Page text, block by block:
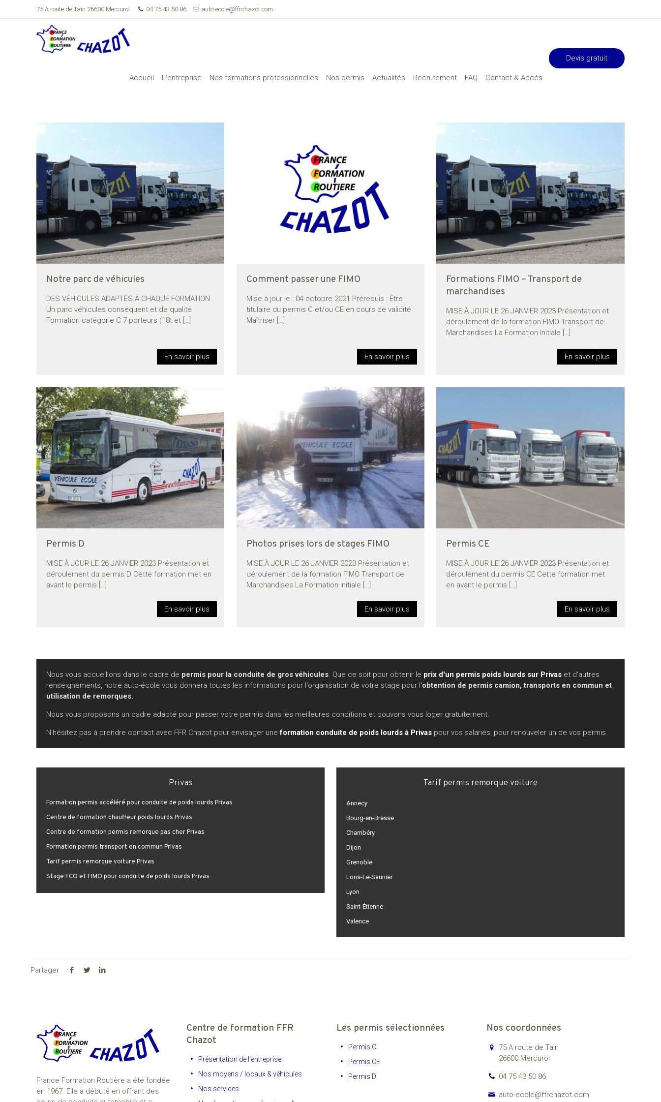
75 A route de Tain 26600 Mercurol 04 75 43 50 86 auto-ecole@ffrchazot.com
Accueil L’entreprise Nos formations professionnelles Nos permis Actualités Recrutement FAQ Contact & Accès
Devis gratuit
Notre parc de véhicules
DES VÉHICULES ADAPTÉS À CHAQUE FORMATION
Un parc véhicules conséquent et de qualité
Formation catégorie C 7 porteurs (18t et […]
En savoir plus
Comment passer une FIMO
Mise à jour le : 04 octobre 2021 Prérequis : Être
titulaire du permis C et/ou CE en cours de validité
Maîtriser[…]
En savoir plus
Formations FIMO – Transport de
marchandises
MISE À JOUR LE 26 JANVIER 2023 Présentation et
déroulement de la formation FIMO Transport de
Marchandises La Formation Initiale […]
En savoir plus
Permis D
MISE À JOUR LE 26 JANVIER 2023 Présentation et
déroulement du permis D Cette formation met en
avant le permis […]
En savoir plus
Photos prises lors de stages FIMO
MISE À JOUR LE 26 JANVIER 2023 Présentation et
déroulement de la formation FIMO Transport de
Marchandises La Formation Initiale […]
En savoir plus
Permis CE
MISE À JOUR LE 26 JANVIER 2023 Présentation et
déroulement du permis CE Cette formation met
en avant le permis […]
En savoir plus
Nous vous accueillons dans le cadre de permis pour la conduite de gros véhicules. Que ce soit pour obtenir le prix d'un permis poids lourds sur Privas et d'autres
renseignements, notre auto-école vous donnera toutes les informations pour l'organisation de votre stage pour l'obtention de permis camion, transports en commun et
utilisation de remorques.
Nous vous proposons un cadre adapté pour passer votre permis dans les meilleures conditions et pouvons vous loger gratuitement.
N'hésitez pas à prendre contact avec FFR Chazot pour envisager uneformation conduite de poids lourds à Privas pour vos salariés, pour renouveler un de vos permis.
Privas
Formation permis accéléré pour conduite de poids lourds Privas
Centre de formation chauffeur poids lourds Privas
Centre de formation permis remorque pas cher Privas
Formation permis transport en commun Privas
Tarif permis remorque voiture Privas
Stage FCO et FIMO pour conduite de poids lourds Privas
Tarif permis remorque voiture
Annecy
Bourg-en-Bresse
Chambéry
Dijon
Grenoble
Lons-Le-Saunier
Lyon
Saint-Étienne
Valence
Partager
France Formation Routière a été fondée
en 1967. Elle a débuté en offrant des
Centre de formation FFR
Chazot
Présentation de l'entreprise
Nos moyens / locaux & véhicules
Nos services
Les permis sélectionnées
Permis C
Permis CE
Permis D
Nos coordonnées
75 A route de Tain
26600 Mercurol
04 75 43 50 86
auto-ecole@ffrchazot.com